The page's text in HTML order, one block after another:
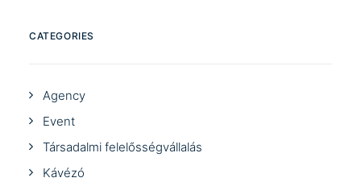
CATEGORIES
Agency
Event
Társadalmi felelősségvállalás
Kávézó